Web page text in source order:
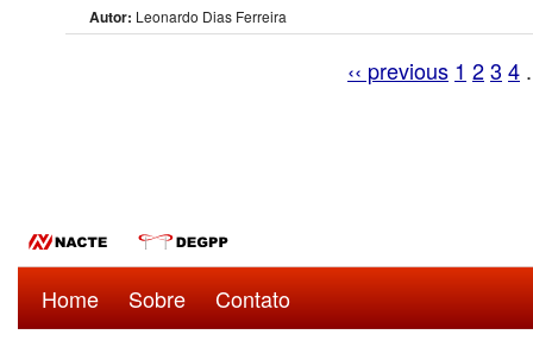
Autor: Leonardo Dias Ferreira
‹‹ previous 1 23 4
Home Sobre Contato